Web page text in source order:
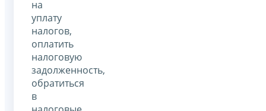
на
уплату
налогов,
оплатить
налоговую
задолженность,
обратиться
в